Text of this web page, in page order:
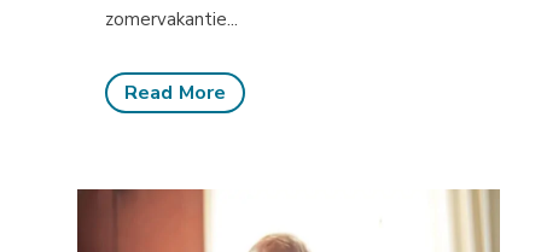
zomervakantie...
Read More